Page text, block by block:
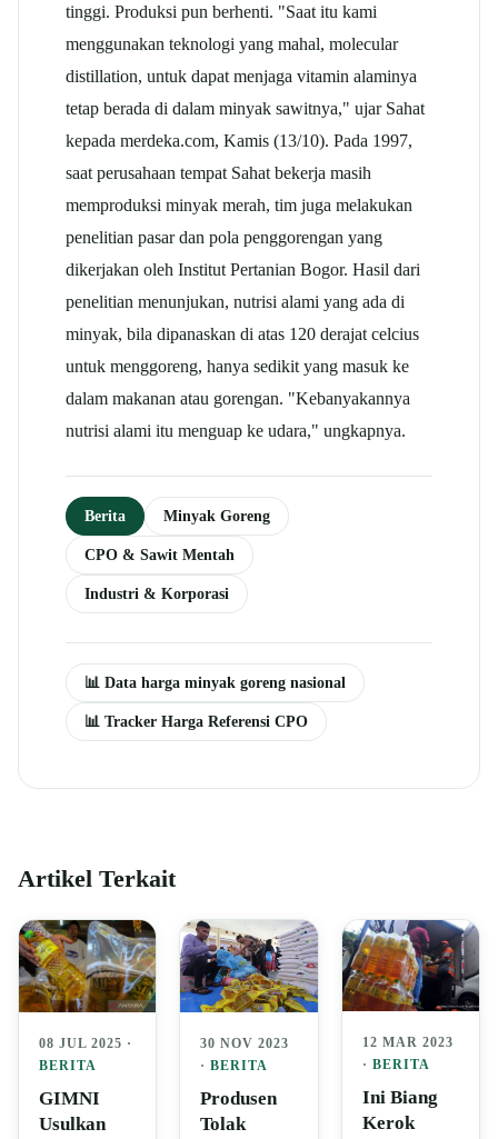
tinggi. Produksi pun berhenti. "Saat itu kami
menggunakan teknologi yang mahal, molecular
distillation, untuk dapat menjaga vitamin alaminya
tetap berada di dalam minyak sawitnya," ujar Sahat
kepada merdeka.com, Kamis (13/10). Pada 1997,
saat perusahaan tempat Sahat bekerja masih
memproduksi minyak merah, tim juga melakukan
penelitian pasar dan pola penggorengan yang
dikerjakan oleh Institut Pertanian Bogor. Hasil dari
penelitian menunjukan, nutrisi alami yang ada di
minyak, bila dipanaskan di atas 120 derajat celcius
untuk menggoreng, hanya sedikit yang masuk ke
dalam makanan atau gorengan. "Kebanyakannya
nutrisi alami itu menguap ke udara," ungkapnya.
Berita Minyak Goreng
CPO & Sawit Mentah
Industri & Korporasi
📊 Data harga minyak goreng nasional
📊 Tracker Harga Referensi CPO
Artikel Terkait
08 JUL 2025 ·
BERITA
GIMNI
Usulkan
30 NOV 2023
·BERITA
Produsen
Tolak
12 MAR 2023
· BERITA
Ini Biang
Kerok